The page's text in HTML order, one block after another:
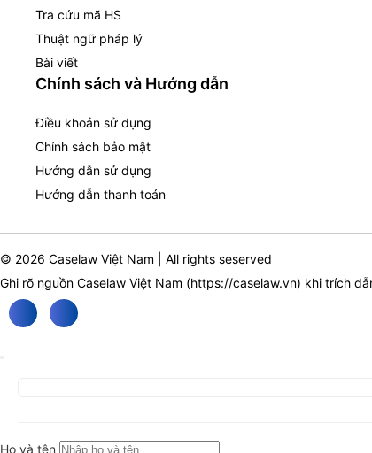
Tra cứu mã HS
Thuật ngữ pháp lý
Bài viết
Chính sách và Hướng dẫn
Điều khoản sử dụng
Chính sách bảo mật
Hướng dẫn sử dụng
Hướng dẫn thanh toán
© 2026 Caselaw Việt Nam | All rights seserved
Ghi rõ nguồn Caselaw Việt Nam (https://caselaw.vn) khi trích
Họ và tên